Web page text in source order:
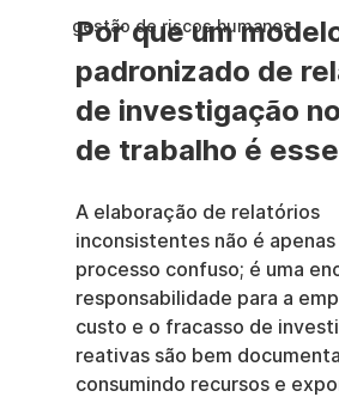
gestão de riscos humanos
Por que um
padronizado de
de investigação
de trabalho é
A elaboração de relatórios
inconsistentes não é apenas
processo confuso; é uma
responsabilidade para a
custo e o fracasso de
reativas são bem
consumindo recursos e